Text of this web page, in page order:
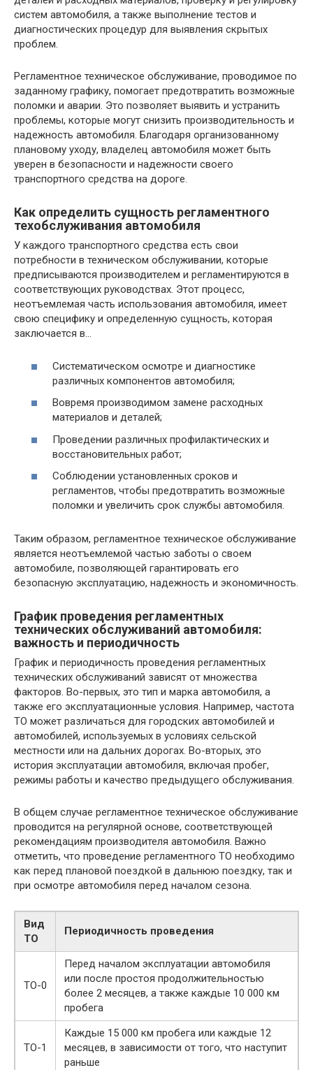
систем автомобиля, а также выполнение тестов и
диагностических процедур для выявления скрытых
проблем.
Регламентное техническое обслуживание, проводимое по
заданному графику, помогает предотвратить возможные
поломки и аварии. Это позволяет выявить и устранить
проблемы, которые могут снизить производительность и
надежность автомобиля. Благодаря организованному
плановому уходу, владелец автомобиля может быть
уверен в безопасности и надежности своего
транспортного средства на дороге.
Как определить сущность регламентного
техобслуживания автомобиля
У каждого транспортного средства есть свои
потребности в техническом обслуживании, которые
предписываются производителем и регламентируются в
соответствующих руководствах. Этот процесс,
неотъемлемая часть использования автомобиля, имеет
свою специфику и определенную сущность, которая
заключается в…
Систематическом осмотре и диагностике
различных компонентов автомобиля;
Вовремя производимом замене расходных
материалов и деталей;
Проведении различных профилактических и
восстановительных работ;
Соблюдении установленных сроков и
регламентов, чтобы предотвратить возможные
поломки и увеличить срок службы автомобиля.
Таким образом, регламентное техническое обслуживание
является неотъемлемой частью заботы о своем
автомобиле, позволяющей гарантировать его
безопасную эксплуатацию, надежность и экономичность.
График проведения регламентных
технических обслуживаний автомобиля:
важность и периодичность
График и периодичность проведения регламентных
технических обслуживаний зависят от множества
факторов. Во-первых, это тип и марка автомобиля, а
также его эксплуатационные условия. Например, частота
ТО может различаться для городских автомобилей и
автомобилей, используемых в условиях сельской
местности или на дальних дорогах. Во-вторых, это
история эксплуатации автомобиля, включая пробег,
режимы работы и качество предыдущего обслуживания.
В общем случае регламентное техническое обслуживание
проводится на регулярной основе, соответствующей
рекомендациям производителя автомобиля. Важно
отметить, что проведение регламентного ТО необходимо
как перед плановой поездкой в дальнюю поездку, так и
при осмотре автомобиля перед началом сезона.
Вид
ТО
Периодичность проведения
ТО-0
Перед началом эксплуатации автомобиля
или после простоя продолжительностью
более 2 месяцев, а также каждые 10 000 км
пробега
ТО-1
Каждые 15 000 км пробега или каждые 12
месяцев, в зависимости от того, что наступит
раньше